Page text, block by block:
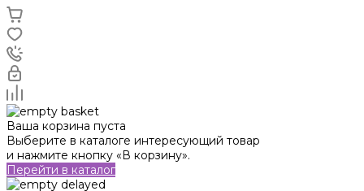
Ваша корзина пуста
Выберите в каталоге интересующий товар
и нажмите кнопку «В корзину».
Перейти в каталог